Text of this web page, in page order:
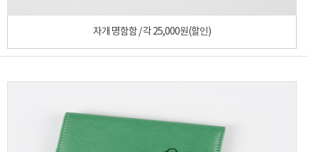
자개 명함함 / 각 25,000원(할인)